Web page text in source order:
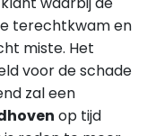
terechtkwam en
miste. Het
voor de schade
zal een
op tijd